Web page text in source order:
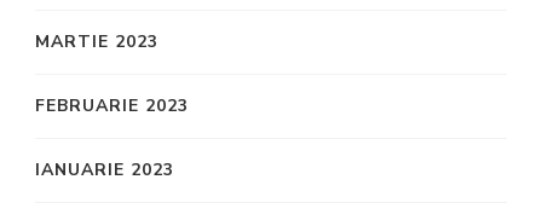
MARTIE 2023
FEBRUARIE 2023
IANUARIE 2023